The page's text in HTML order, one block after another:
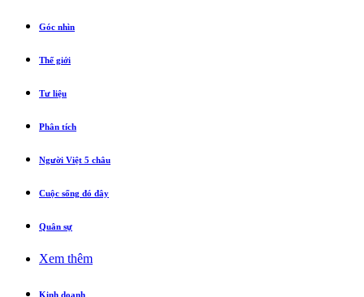
Góc nhìn
Thế giới
Tư liệu
Phân tích
Người Việt 5 châu
Cuộc sống đó đây
Quân sự
Xem thêm
Kinh doanh